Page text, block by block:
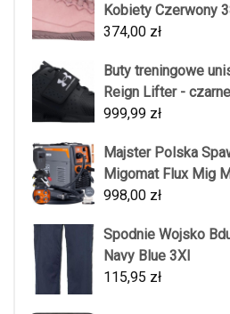
Kobiety Czerwony
374,00 zł
Buty treningowe
Reign Lifter - czarne
999,99 zł
Majster Polska
Migomat Flux Mig
998,00 zł
Spodnie Wojsko
Navy Blue 3Xl
115,95 zł